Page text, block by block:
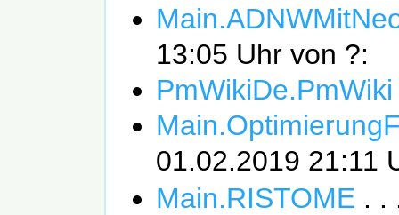
13:05 Uhr von ?:
PmWikiDe.PmWiki
01.02.2019 21:11
Main.RISTOME . .